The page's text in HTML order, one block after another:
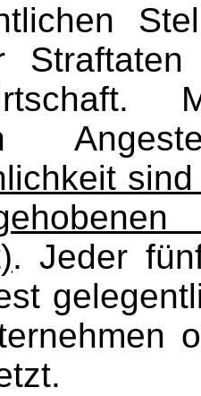
. Jeder